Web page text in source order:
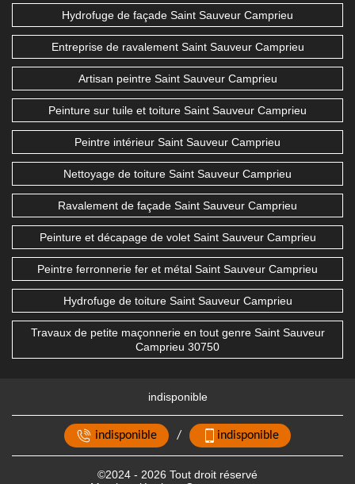
Hydrofuge de façade Saint Sauveur Camprieu
Entreprise de ravalement Saint Sauveur Camprieu
Artisan peintre Saint Sauveur Camprieu
Peinture sur tuile et toiture Saint Sauveur Camprieu
Peintre intérieur Saint Sauveur Camprieu
Nettoyage de toiture Saint Sauveur Camprieu
Ravalement de façade Saint Sauveur Camprieu
Peinture et décapage de volet Saint Sauveur Camprieu
Peintre ferronnerie fer et métal Saint Sauveur Camprieu
Hydrofuge de toiture Saint Sauveur Camprieu
Travaux de petite maçonnerie en tout genre Saint Sauveur
Camprieu 30750
indisponible
indisponible / indisponible
©2024 - 2026 Tout droit réservé